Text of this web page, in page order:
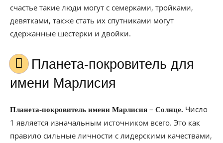
счастье такие люди могут с семерками, тройками,
девятками, также стать их спутниками могут
сдержанные шестерки и двойки.
Планета-покровитель для
имени Марлисия
Планета-покровитель имени Марлисия – Солнце. Число
1 является изначальным источником всего. Это как
правило сильные личности с лидерскими качествами,